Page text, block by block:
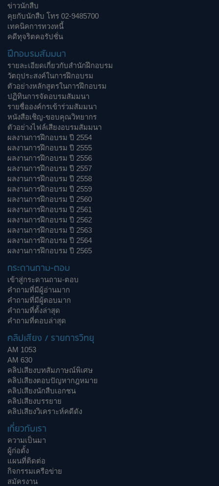
ข่าวนักสืบ
คุยกับนักสืบ โทร 02-9485700
เทคนิคการทวงหนี้
คดีทุจริตคอรัปชั่น
ฝึกอบรมสัมมนา
รายละเอียดเกี่ยวกับสำนักฝึกอบรม
วัตถุประสงค์ในการฝึกอบรม
ตัวอย่างหลักสูตรในการฝึกอบรม
ปฏิทินการจัดอบรมสัมมนา
รายชื่อองค์กรเข้าร่วมสัมมนา
หนังสือเชิญ-ขอบคุณวิทยากร
ตัวอย่างไฟล์เสียงอบรมสัมมนา
ผลงานการฝึกอบรม ปี 2554
ผลงานการฝึกอบรม ปี 2555
ผลงานการฝึกอบรม ปี 2556
ผลงานการฝึกอบรม ปี 2557
ผลงานการฝึกอบรม ปี 2558
ผลงานการฝึกอบรม ปี 2559
ผลงานการฝึกอบรม ปี 2560
ผลงานการฝึกอบรม ปี 2561
ผลงานการฝึกอบรม ปี 2562
ผลงานการฝึกอบรม ปี 2563
ผลงานการฝึกอบรม ปี 2564
ผลงานการฝึกอบรม ปี 2565
กระดานถาม-ตอบ
เข้าสู่กระดานถาม-ตอบ
คำถามที่มีผู้อ่านมาก
คำถามที่มีผู้ตอบมาก
คำถามที่ตั้งล่าสุด
คำถามที่ตอบล่าสุด
คลิปเสียง / รายการวิทยุ
AM 1053
AM 630
คลิปเสียงบทสัมภาษณ์พิเศษ
คลิปเสียงตอบปัญหากฎหมาย
คลิปเสียงนักสืบเอกชน
คลิปเสียงบรรยาย
คลิปเสียงวิเคราะห์คดีดัง
เกี่ยวกับเรา
ความเป็นมา
ผู้ก่อตั้ง
แผนที่ติดต่อ
กิจกรรมเครือข่าย
สมัครงาน